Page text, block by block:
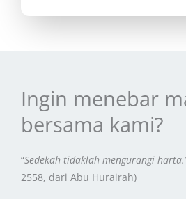
Ingin menebar
bersama kami?
“Sedekah tidaklah mengurangi harta.
2558, dari Abu Hurairah)